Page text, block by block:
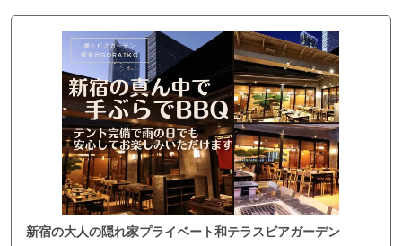
新宿の大人の隠れ家プライベート和テラスビアガーデン